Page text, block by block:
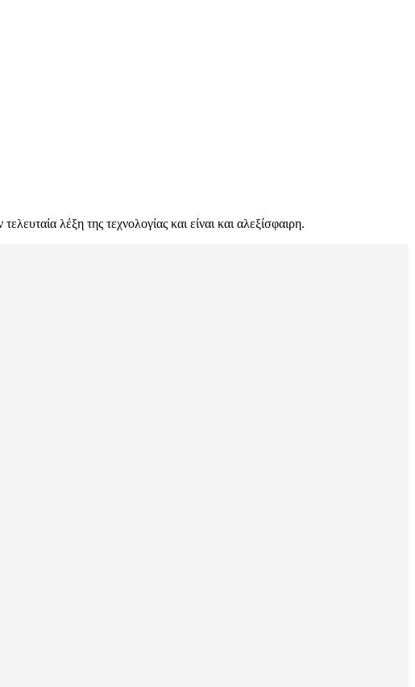
λέξη της τεχνολογίας και είναι και αλεξίσφαιρη.